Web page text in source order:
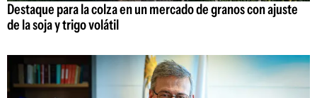
Destaque para la colza en un mercado de granos con ajuste
de la soja y trigo volátil